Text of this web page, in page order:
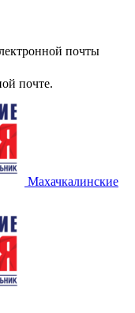
почты
почте.
Махачкалинские